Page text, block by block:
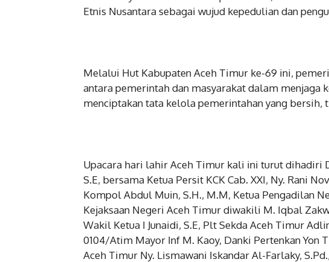
Etnis Nusantara sebagai wujud kepedulian dan
Melalui Hut Kabupaten Aceh Timur ke-69 ini,
antara pemerintah dan masyarakat dalam menjaga
menciptakan tata kelola pemerintahan yang bersih,
Upacara hari lahir Aceh Timur kali ini turut dihadiri
S.E, bersama Ketua Persit KCK Cab. XXI, Ny. Rani
Kompol Abdul Muin, S.H., M.M, Ketua Pengadilan
Kejaksaan Negeri Aceh Timur diwakili M. Iqbal
Wakil Ketua I Junaidi, S.E, Plt Sekda Aceh Timur
0104/Atim Mayor Inf M. Kaoy, Danki Pertenkan Yon
Aceh Timur Ny. Lismawani Iskandar Al-Farlaky,